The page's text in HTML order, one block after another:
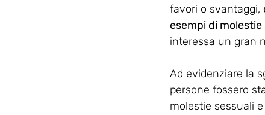
favori o svantaggi,
esempi di
interessa un gran
Ad evidenziare la
persone fossero
molestie sessuali